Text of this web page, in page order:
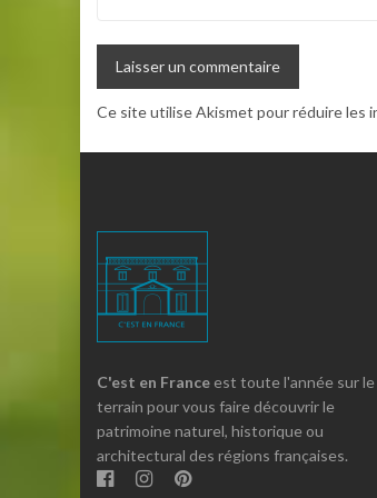
Ce site utilise Akismet pour réduire les
C'est en France est toute l'année sur le
terrain pour vous faire découvrir le
patrimoine naturel, historique ou
architectural des régions françaises.